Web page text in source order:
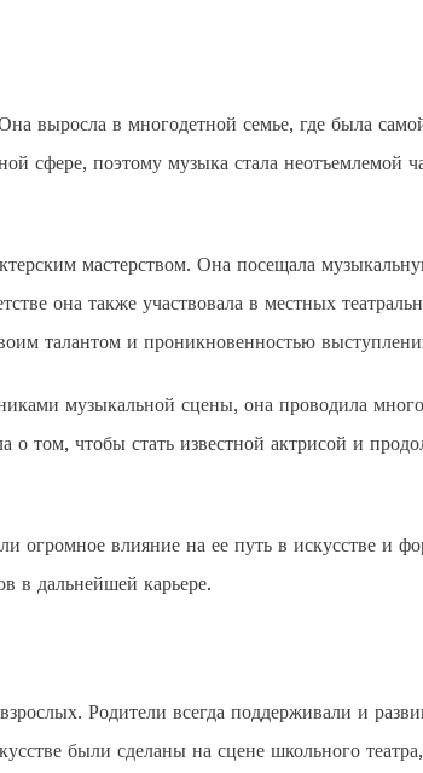
выросла в многодетной семье, где была
сфере, поэтому музыка стала неотъемлемой
мастерством. Она посещала
она также участвовала в местных
талантом и проникновенностью
музыкальной сцены, она проводила
о том, чтобы стать известной актрисой и
огромное влияние на ее путь в искусстве и
в дальнейшей карьере.
Родители всегда поддерживали и
были сделаны на сцене школьного